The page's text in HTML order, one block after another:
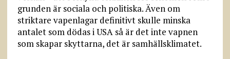
grunden är sociala och politiska. Även om
striktare vapenlagar definitivt skulle minska
antalet som dödas i USA så är det inte vapnen
som skapar skyttarna, det är samhällsklimatet.